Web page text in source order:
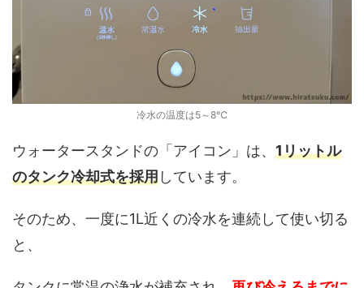
冷水の温度は5～8℃
ウォータースタンドの「アイコン」は、 1リットル
のタンク冷却式を採用しています。
そのため、一度に1L近くの冷水を連続して使い切る
と、